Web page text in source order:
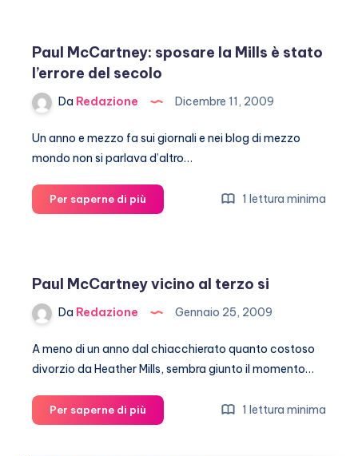
dal
suo
parrucchiere
Paul McCartney: sposare la Mills è stato
l’errore del secolo
Da Redazione Dicembre 11, 2009
Un anno e mezzo fa sui giornali e nei blog di mezzo
mondo non si parlava d’altro…
Per saperne di più
McCartney:
è
stato
del
secolo
1 lettura minima
Paul McCartney vicino al terzo si
Da Redazione Gennaio 25, 2009
A meno di un anno dal chiacchierato quanto costoso
divorzio da Heather Mills, sembra giunto il momento…
Per saperne di più
McCartney
1 lettura minima